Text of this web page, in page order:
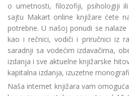
o umetnosti, filozofiji, psihologiji
sajtu Makart online knjižare ćete
potrebne. U našoj ponudi se
kao i rečnici, vodiči i priručnici iz
saradnji sa vodećim izdavačima,
izdanja i sve aktuelne knjižarske
kapitalna izdanja, izuzetne
Naša internet knjižara vam